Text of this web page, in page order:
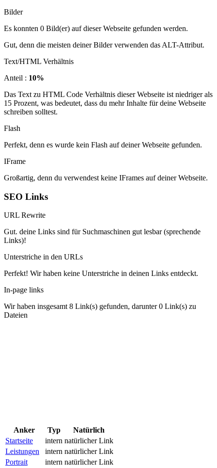
Bilder
Es konnten 0 Bild(er) auf dieser Webseite gefunden werden.
Gut, denn die meisten deiner Bilder verwenden das ALT-Attribut.
Text/HTML Verhältnis
Anteil : 10%
Das Text zu HTML Code Verhältnis dieser Webseite ist niedriger als
15 Prozent, was bedeutet, dass du mehr Inhalte für deine Webseite
schreiben solltest.
Flash
Perfekt, denn es wurde kein Flash auf deiner Webseite gefunden.
IFrame
Großartig, denn du verwendest keine IFrames auf deiner Webseite.
SEO Links
URL Rewrite
Gut. deine Links sind für Suchmaschinen gut lesbar (sprechende
Links)!
Unterstriche in den URLs
Perfekt! Wir haben keine Unterstriche in deinen Links entdeckt.
In-page links
Wir haben insgesamt 8 Link(s) gefunden, darunter 0 Link(s) zu
Dateien
Anker Typ
Natürlich
Startseite
intern natürlicher Link
Leistungen
intern natürlicher Link
Portrait
intern natürlicher Link